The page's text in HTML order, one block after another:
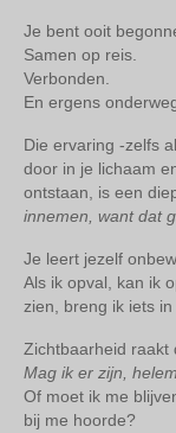
Je bent ooit
Samen op reis.
Verbonden.
En ergens
Die ervaring -zelfs
door in je lichaam
ontstaan, is een
innemen, want dat
Je leert jezelf
Als ik opval, kan ik
zien, breng ik iets
Zichtbaarheid raakt
Mag ik er zijn,
Of moet ik me
bij me hoorde?